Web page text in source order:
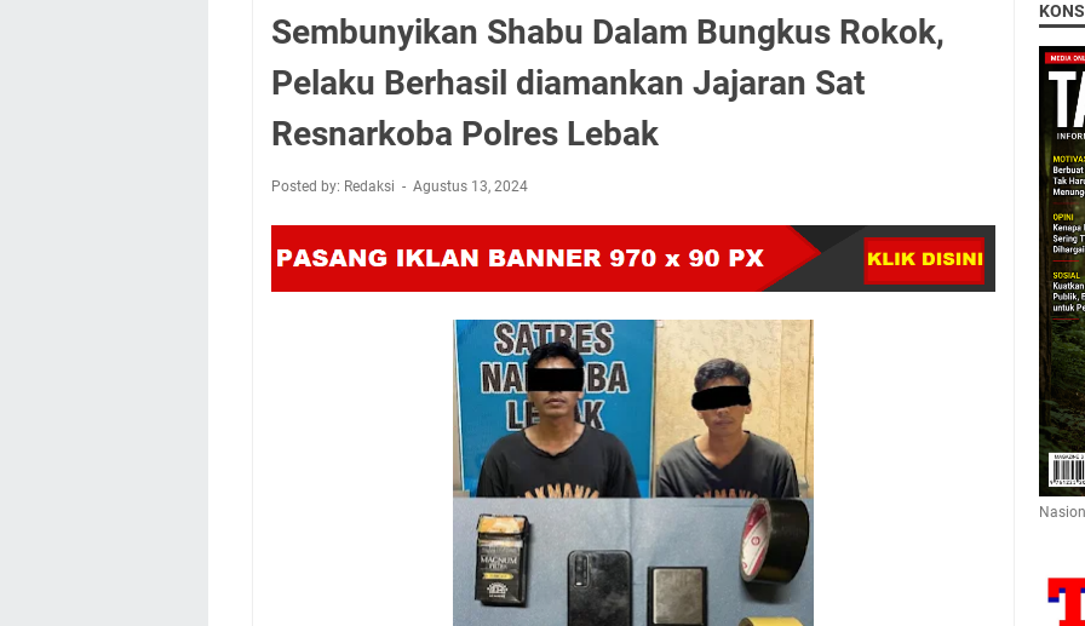
Sembunyikan Shabu Dalam Bungkus Rokok,
Pelaku Berhasil diamankan Jajaran Sat
Resnarkoba Polres Lebak
Posted by: Redaksi Agustus 13, 2024